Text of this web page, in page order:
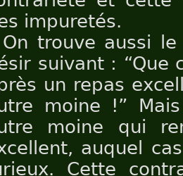
impuretés.
On trouve aussi
suivant : “Que
un repas
moine !”
moine qui
auquel
Cette